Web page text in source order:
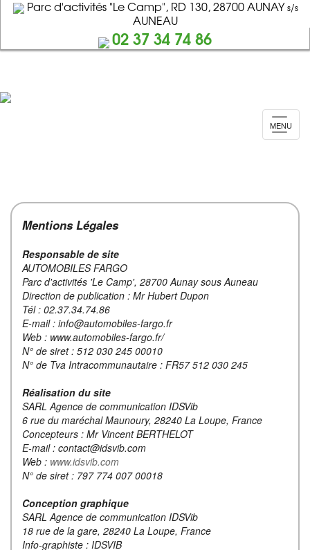
Parc d'activités "Le Camp", RD 130, 28700 AUNAYs/s
AUNEAU
02 37 34 74 86
MENU
Mentions Légales
Responsable de site
AUTOMOBILES FARGO
Parc d'activités 'Le Camp', 28700 Aunay sous Auneau
Direction de publication : Mr Hubert Dupon
Tél : 02.37.34.74.86
E-mail : info@automobiles-fargo.fr
Web : www.automobiles-fargo.fr/
N° de siret : 512 030 245 00010
N° de Tva Intracommunautaire : FR57 512 030 245
Réalisation du site
SARL Agence de communication IDSVib
6 rue du maréchal Maunoury, 28240 La Loupe, France
Concepteurs : Mr Vincent BERTHELOT
E-mail : contact@idsvib.com
Web : www.idsvib.com
N° de siret : 797 774 007 00018
Conception graphique
SARL Agence de communication IDSVib
18 rue de la gare, 28240 La Loupe, France
Info-graphiste : IDSVIB